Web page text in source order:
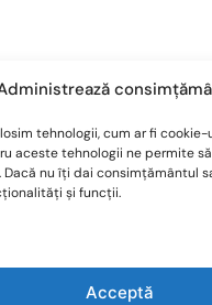
tehnologii, cum ar fi
aceste tehnologii ne permite
Dacă nu îți dai consimțământul
și funcții.
Acceptă